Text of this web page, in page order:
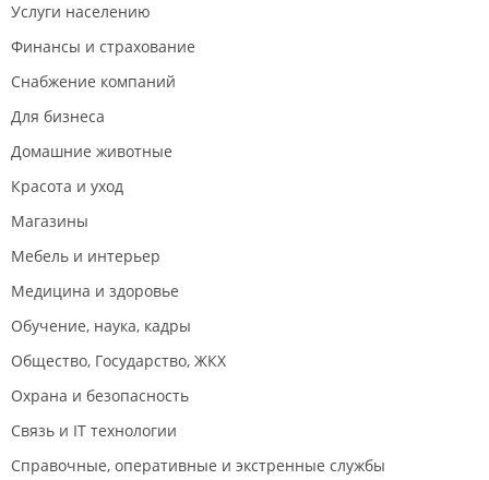
Услуги населению
Финансы и страхование
Снабжение компаний
Для бизнеса
Домашние животные
Красота и уход
Магазины
Мебель и интерьер
Медицина и здоровье
Обучение, наука, кадры
Общество, Государство, ЖКХ
Охрана и безопасность
Связь и IT технологии
Справочные, оперативные и экстренные службы